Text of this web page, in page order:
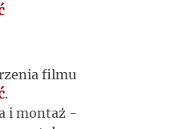
filmu
.
i montaż -